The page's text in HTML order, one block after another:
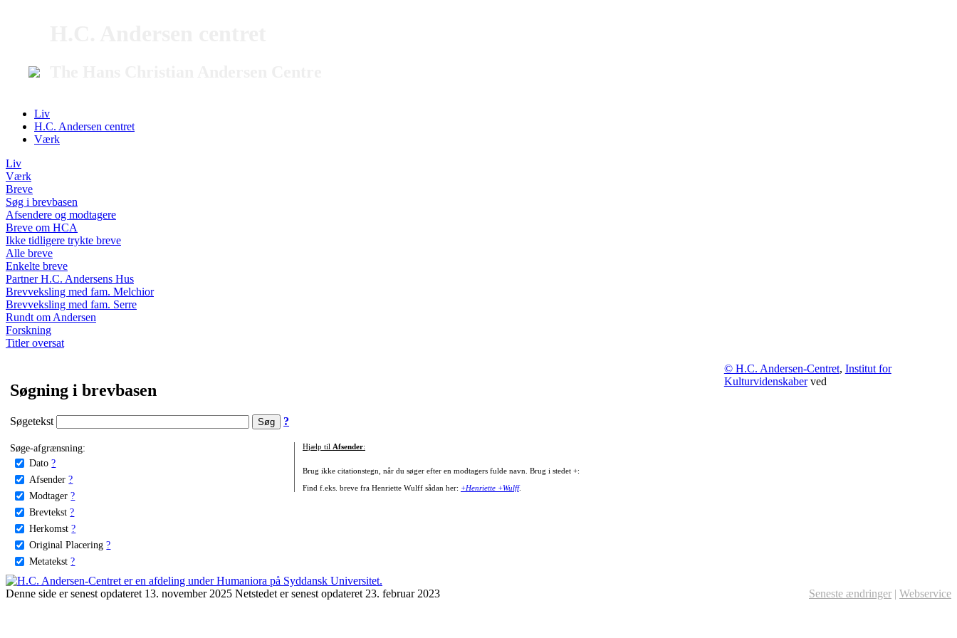
Liv
H.C. Andersen centret
Værk
Liv
Værk
Breve
Søg i brevbasen
Afsendere og modtagere
Breve om HCA
Ikke tidligere trykte breve
Alle breve
Enkelte breve
Partner H.C. Andersens Hus
Brevveksling med fam. Melchior
Brevveksling med fam. Serre
Rundt om Andersen
Forskning
Titler oversat
Søgning i brevbasen
Søgetekst ?
Søge-afgrænsning:
Dato ?
Afsender ?
Modtager ?
Brevtekst ?
Herkomst ?
Original Placering ?
Metatekst ?
Hjælp til Afsender:
Brug ikke citationstegn, når du søger efter en modtagers fulde navn. Brug i stedet +:
Find f.eks. breve fra Henriette Wulff sådan her: +Henriette +Wulff.
© H.C. Andersen-Centret, Institut for
Kulturvidenskaberved
Denne side er senest opdateret 13. november 2025 Netstedet er senest opdateret 23. februar 2023 Seneste ændringer | Webservice